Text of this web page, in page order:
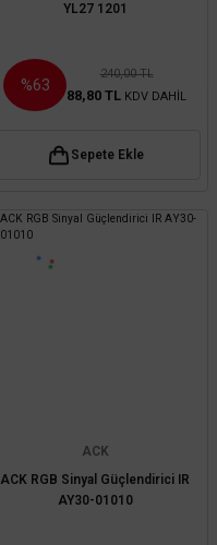
YL27 1201
%63
240,00 TL
88,80 TL KDV DAHİL
Sepete Ekle
ACK
ACK RGB Sinyal Güçlendirici IR
AY30-01010